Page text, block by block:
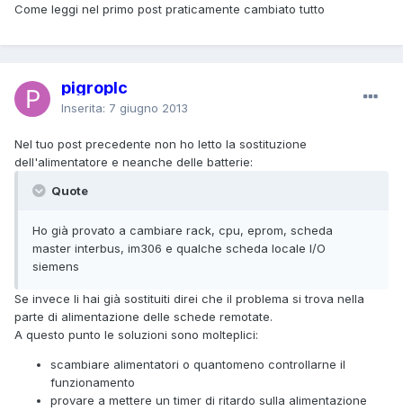
Come leggi nel primo post praticamente cambiato tutto
pigroplc
Inserita: 7 giugno 2013
Nel tuo post precedente non ho letto la sostituzione
dell'alimentatore e neanche delle batterie:
Quote
Ho già provato a cambiare rack, cpu, eprom, scheda
master interbus, im306 e qualche scheda locale I/O
siemens
Se invece li hai già sostituiti direi che il problema si trova nella
parte di alimentazione delle schede remotate.
A questo punto le soluzioni sono molteplici:
scambiare alimentatori o quantomeno controllarne il
funzionamento
provare a mettere un timer di ritardo sulla alimentazione